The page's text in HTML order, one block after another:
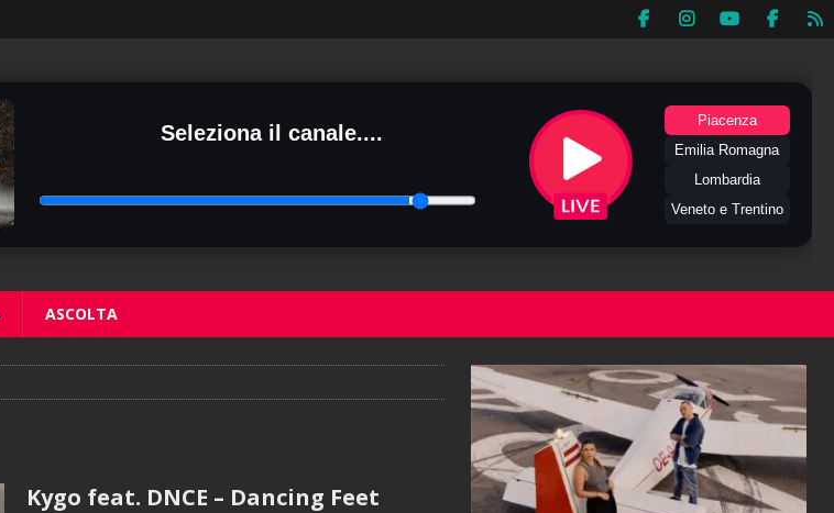
Seleziona il canale....
Piacenza
Emilia Romagna
Lombardia
Veneto e Trentino
ASCOLTA
Kygo feat. DNCE – Dancing Feet